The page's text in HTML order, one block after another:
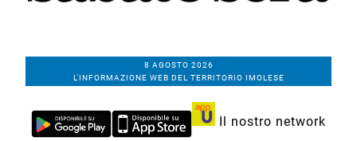
8 AGOSTO 2026
L'INFORMAZIONE WEB DEL TERRITORIO IMOLESE
Il nostro network